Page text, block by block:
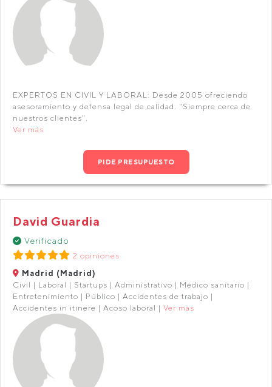
EXPERTOS EN CIVIL Y LABORAL: Desde 2005 ofreciendo
asesoramiento y defensa legal de calidad. "Siempre cerca de
nuestros clientes".
Ver más
PIDE PRESUPUESTO
David Guardia
Verificado
2 opiniones
Madrid (Madrid)
Civil | Laboral | Startups | Administrativo | Médico sanitario |
Entretenimiento | Público | Accidentes de trabajo |
Accidentes in itinere | Acoso laboral | Ver más